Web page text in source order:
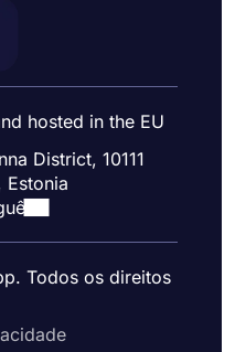
hosted in the EU
District, 10111
Estonia
Todos os direitos